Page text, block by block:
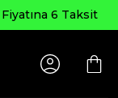
6 Taksit